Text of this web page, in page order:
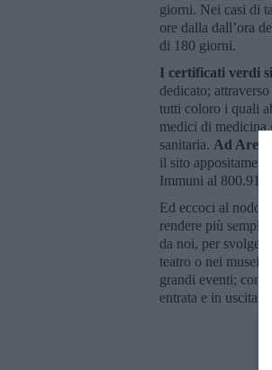
giorni. Nei casi di
ore dalla dall’ora
di 180 giorni.
I certificati verdi
dedicato;
tutti coloro i quali
medici di medicina
sanitaria. Ad
il sito
Immuni al
Ed eccoci al nodo
rendere più
da noi, per
teatro o nei musei;
grandi eventi;
entrata e in uscita